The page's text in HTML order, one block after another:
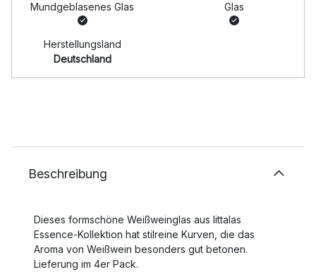
Mundgeblasenes Glas Glas
Herstellungsland
Deutschland
Beschreibung
Dieses formschöne Weißweinglas aus Iittalas
Essence-Kollektion hat stilreine Kurven, die das
Aroma von Weißwein besonders gut betonen.
Lieferung im 4er Pack.